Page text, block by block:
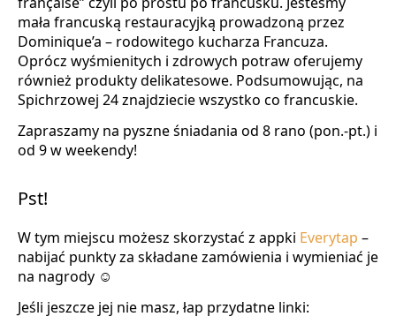
mała francuską restauracyjką prowadzoną przez
Dominique’a – rodowitego kucharza Francuza.
Oprócz wyśmienitych i zdrowych potraw oferujemy
również produkty delikatesowe. Podsumowując, na
Spichrzowej 24 znajdziecie wszystko co francuskie.
Zapraszamy na pyszne śniadania od 8 rano (pon.-pt.) i
od 9 w weekendy!
Pst!
W tym miejscu możesz skorzystać z appki Everytap –
nabijać punkty za składane zamówienia i wymieniać je
na nagrody ☺
Jeśli jeszcze jej nie masz, łap przydatne linki: